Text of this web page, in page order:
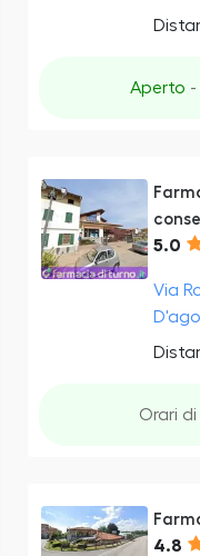
Aperto -
5.0
Via
Orari
4.8